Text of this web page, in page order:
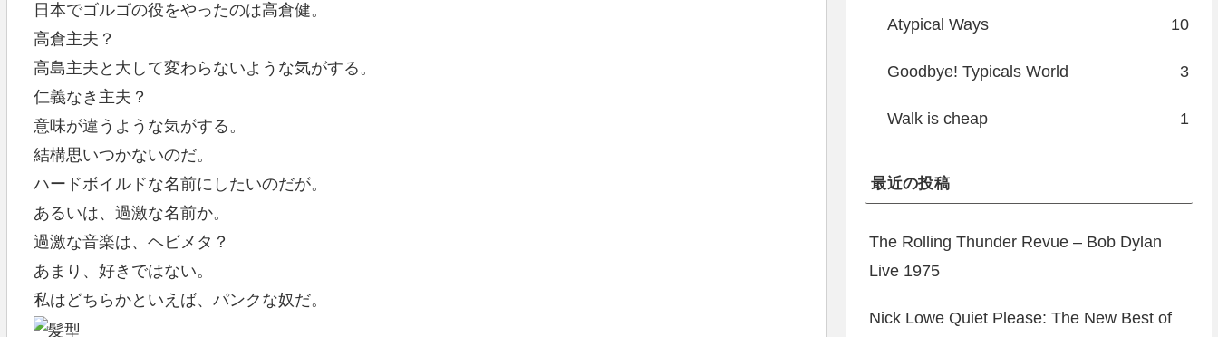
日本でゴルゴの役をやったのは高倉健。
高倉主夫？
高島主夫と大して変わらないような気がする。
仁義なき主夫？
意味が違うような気がする。
結構思いつかないのだ。
ハードボイルドな名前にしたいのだが。
あるいは、過激な名前か。
過激な音楽は、ヘビメタ？
あまり、好きではない。
私はどちらかといえば、パンクな奴だ。
Atypical Ways 10
Goodbye! Typicals World 3
Walk is cheap 1
最近の投稿
The Rolling Thunder Revue – Bob Dylan
Live 1975
Nick Lowe Quiet Please: The New Best of